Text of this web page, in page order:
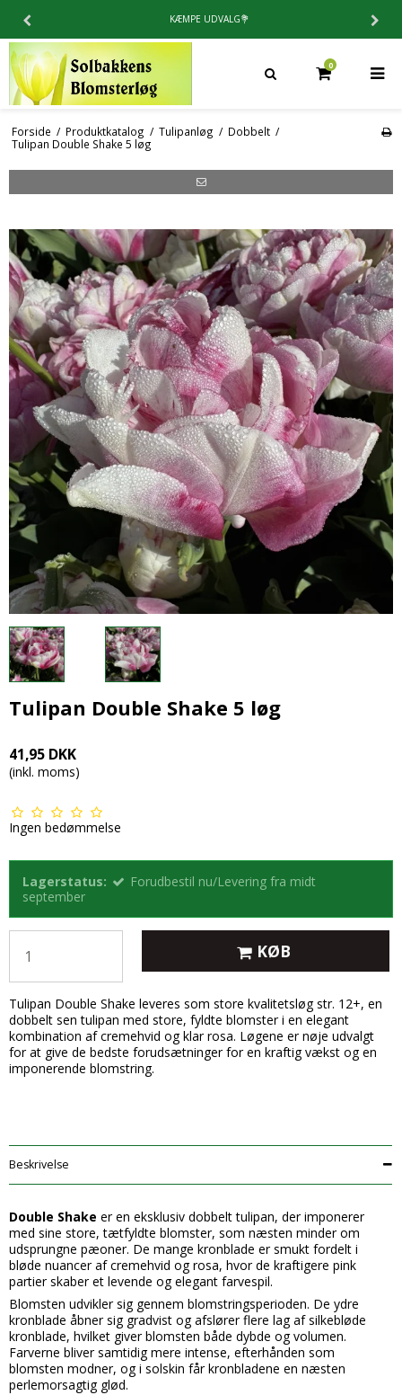
4.9 / 5⭐️PÅ TRUSTPILOT
0
Forside / Produktkatalog / Tulipanløg / Dobbelt /
Tulipan Double Shake 5 løg
Tulipan Double Shake 5 løg
41,95 DKK
(inkl. moms)
Ingen bedømmelse
Lagerstatus:
Forudbestil nu/Levering fra midt
september
KØB
Tulipan Double Shake leveres som store kvalitetsløg str. 12+, en
dobbelt sen tulipan med store, fyldte blomster i en elegant
kombination af cremehvid og klar rosa. Løgene er nøje udvalgt
for at give de bedste forudsætninger for en kraftig vækst og en
imponerende blomstring.
Beskrivelse
Double Shake er en eksklusiv dobbelt tulipan, der imponerer
med sine store, tætfyldte blomster, som næsten minder om
udsprungne pæoner. De mange kronblade er smukt fordelt i
bløde nuancer af cremehvid og rosa, hvor de kraftigere pink
partier skaber et levende og elegant farvespil.
Blomsten udvikler sig gennem blomstringsperioden. De ydre
kronblade åbner sig gradvist og afslører flere lag af silkebløde
kronblade, hvilket giver blomsten både dybde og volumen.
Farverne bliver samtidig mere intense, efterhånden som
blomsten modner, og i solskin får kronbladene en næsten
perlemorsagtig glød.